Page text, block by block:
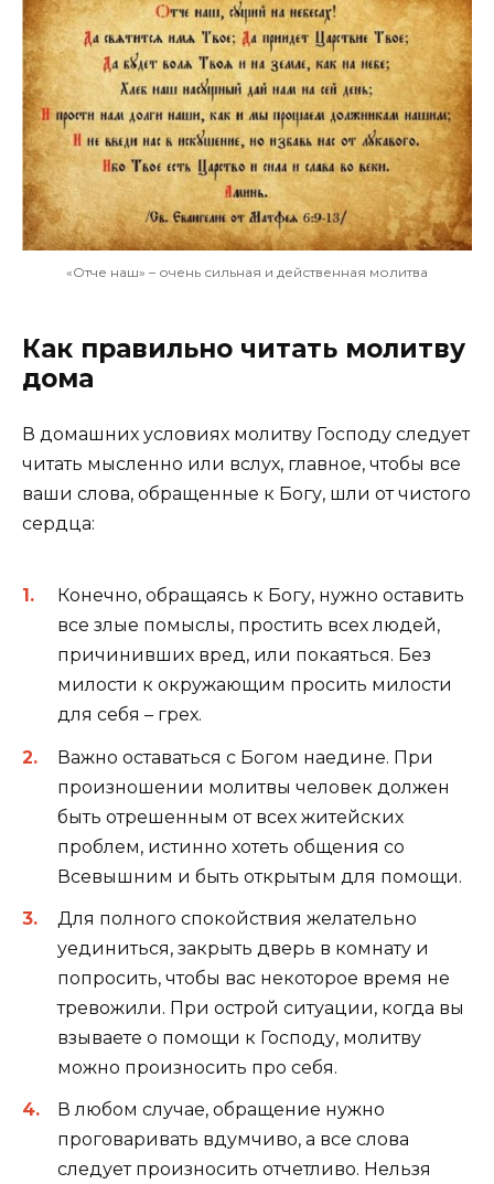
«Отче наш» – очень сильная и действенная молитва
Как правильно читать молитву
дома
В домашних условиях молитву Господу следует
читать мысленно или вслух, главное, чтобы все
ваши слова, обращенные к Богу, шли от чистого
сердца:
Конечно, обращаясь к Богу, нужно оставить
все злые помыслы, простить всех людей,
причинивших вред, или покаяться. Без
милости к окружающим просить милости
для себя – грех.
Важно оставаться с Богом наедине. При
произношении молитвы человек должен
быть отрешенным от всех житейских
проблем, истинно хотеть общения со
Всевышним и быть открытым для помощи.
Для полного спокойствия желательно
уединиться, закрыть дверь в комнату и
попросить, чтобы вас некоторое время не
тревожили. При острой ситуации, когда вы
взываете о помощи к Господу, молитву
можно произносить про себя.
В любом случае, обращение нужно
проговаривать вдумчиво, а все слова
следует произносить отчетливо. Нельзя